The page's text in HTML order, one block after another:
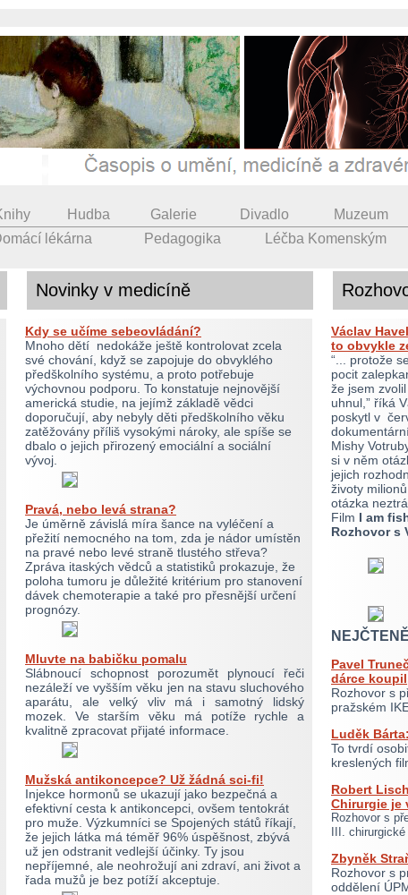
Hudba Galerie Divadlo Muzeum
lékárna Pedagogika Léčba Komenským
Novinky v medicíně
Kdy se učíme sebeovládání?
Mnoho dětí nedokáže ještě kontrolovat zcela
své chování, když se zapojuje do obvyklého
předškolního systému, a proto potřebuje
výchovnou podporu. To konstatuje nejnovější
americká studie, na jejímž základě vědci
doporučují, aby nebyly děti předškolního věku
zatěžovány příliš vysokými nároky, ale spíše se
dbalo o jejich přirozený emociální a sociální
vývoj.
Pravá, nebo levá strana?
Je úměrně závislá míra šance na vyléčení a
přežití nemocného na tom, zda je nádor umístěn
na pravé nebo levé straně tlustého střeva?
Zpráva itaských vědců a statistiků prokazuje, že
poloha tumoru je důležité kritérium pro stanovení
dávek chemoterapie a také pro přesnější určení
prognózy.
Mluvte na babičku pomalu
Slábnoucí schopnost porozumět plynoucí řeči
nezáleží ve vyšším věku jen na stavu sluchového
aparátu, ale velký vliv má i samotný lidský
mozek. Ve starším věku má potíže rychle a
kvalitně zpracovat přijaté informace.
Mužská antikoncepce? Už žádná sci-fi!
Injekce hormonů se ukazují jako bezpečná a
efektivní cesta k antikoncepci, ovšem tentokrát
pro muže. Výzkumníci se Spojených států říkají,
že jejich látka má téměř 96% úspěšnost, zbývá
už jen odstranit vedlejší účinky. Ty jsou
nepříjemné, ale neohrožují ani zdraví, ani život a
řada mužů je bez potíží akceptuje.
Václav
to obvykle
“... protože
pocit
že jsem
uhnul,” říká
poskytl v
Mishy
si v něm
jejich
životy
otázka
Film I am
Rozhovor s
Pavel
dárce
Rozhovor s
pražském
Luděk
To tvrdí
kreslených
Robert
Chirurgie je
Rozhovor s
III.
Zbyněk
Rozhovor s
oddělení